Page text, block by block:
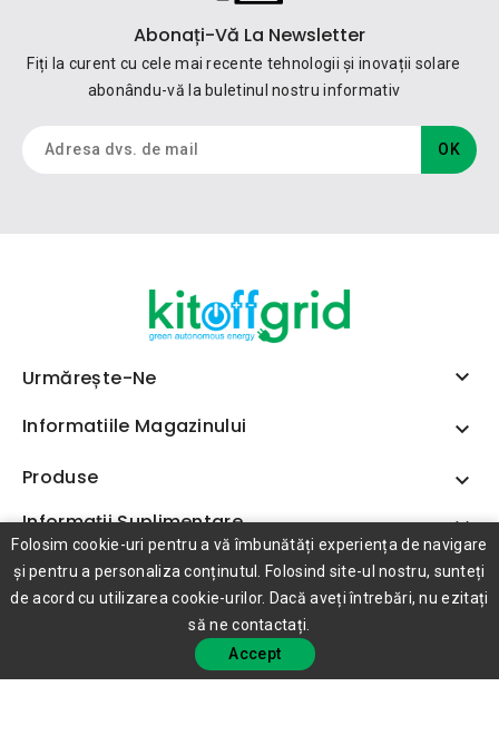
Abonați-Vă La Newsletter
Fiți la curent cu cele mai recente tehnologii și inovații solare
abonându-vă la buletinul nostru informativ
Urmărește-Ne 
Informatiile Magazinului 
Folosim cookie-uri pentru a vă îmbunătăți experiența de navigare
și pentru a personaliza conținutul. Folosind site-ul nostru, sunteți
de acord cu utilizarea cookie-urilor. Dacă aveți întrebări, nu ezitați
să ne contactați.
Accept
Produse 
Informații Suplimentare 